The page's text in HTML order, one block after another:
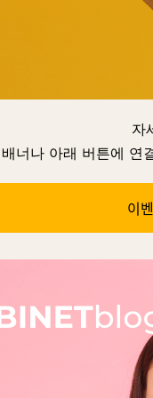
자
너나 아래 버튼에 연
이